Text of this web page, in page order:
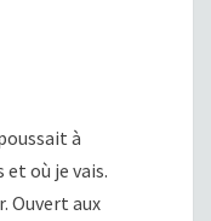
à
et où je vais.
Ouvert aux